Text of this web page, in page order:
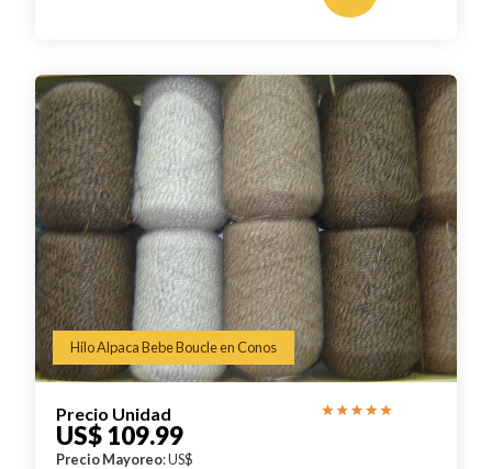
Hilo Alpaca Bebe Boucle en Conos
Precio Unidad
US$ 109.99
Precio Mayoreo: US$